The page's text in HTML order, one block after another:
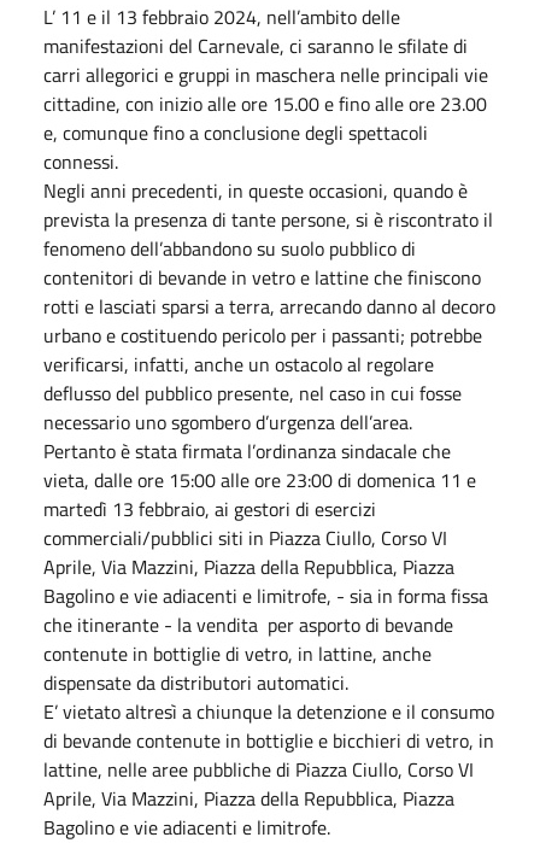
L’ 11 e il 13 febbraio 2024, nell’ambito delle
manifestazioni del Carnevale, ci saranno le sfilate di
carri allegorici e gruppi in maschera nelle principali vie
cittadine, con inizio alle ore 15.00 e fino alle ore 23.00
e, comunque fino a conclusione degli spettacoli
connessi.
Negli anni precedenti, in queste occasioni, quando è
prevista la presenza di tante persone, si è riscontrato il
fenomeno dell’abbandono su suolo pubblico di
contenitori di bevande in vetro e lattine che finiscono
rotti e lasciati sparsi a terra, arrecando danno al decoro
urbano e costituendo pericolo per i passanti; potrebbe
verificarsi, infatti, anche un ostacolo al regolare
deflusso del pubblico presente, nel caso in cui fosse
necessario uno sgombero d’urgenza dell’area.
Pertanto è stata firmata l’ordinanza sindacale che
vieta, dalle ore 15:00 alle ore 23:00 di domenica 11 e
martedì 13 febbraio, ai gestori di esercizi
commerciali/pubblici siti in Piazza Ciullo, Corso VI
Aprile, Via Mazzini, Piazza della Repubblica, Piazza
Bagolino e vie adiacenti e limitrofe, - sia in forma fissa
che itinerante - la vendita per asporto di bevande
contenute in bottiglie di vetro, in lattine, anche
dispensate da distributori automatici.
E’ vietato altresì a chiunque la detenzione e il consumo
di bevande contenute in bottiglie e bicchieri di vetro, in
lattine, nelle aree pubbliche di Piazza Ciullo, Corso VI
Aprile, Via Mazzini, Piazza della Repubblica, Piazza
Bagolino e vie adiacenti e limitrofe.